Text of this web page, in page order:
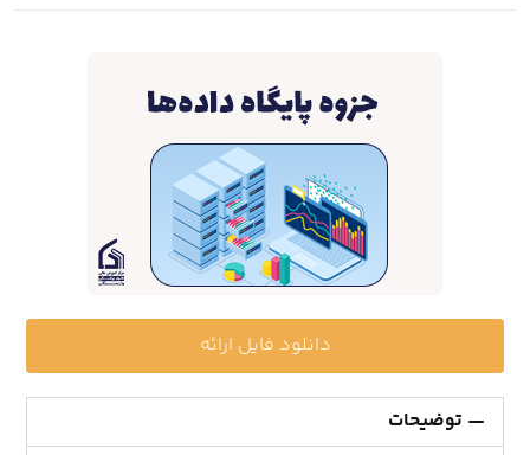
دانلود فایل ارائه
توضیحات